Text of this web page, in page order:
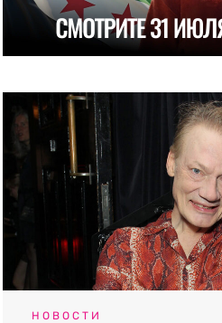
НОВОСТИ